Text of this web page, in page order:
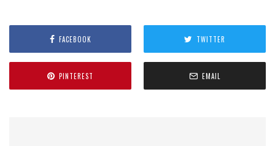
FACEBOOK TWITTER
PINTEREST EMAIL